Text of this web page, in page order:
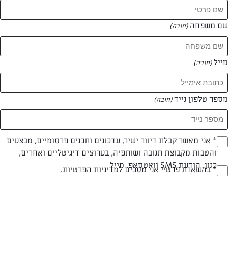
המתכונים של
0 מתכונים
המאמרים של שרית עמר
שם משפחה (חובה)
מייל(חובה)
מספר טלפון נייד(חובה)
Opt_In
(חובה)
* אני מאשר קבלת דיוור ישיר, עדכונים ותכנים פרסומיים, מבצעים
והטבות מקבוצת תנובה ושותפיה, בערוצים דיגיטליים ואחרים,
כגון, הודעת SMS וואטסאפ, מייל
RegulationsApproved
* בהשארת פרטיי אני מסכיםלמדיניות הפרטיות.